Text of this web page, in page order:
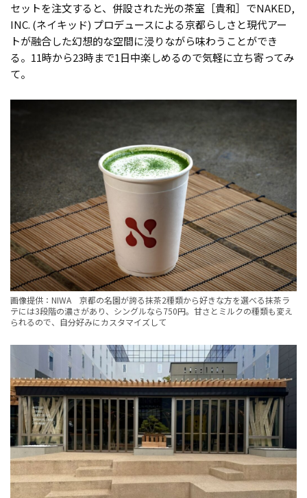
セットを注文すると、併設された光の茶室［貴和］でNAKED,
INC. (ネイキッド) プロデュースによる京都らしさと現代アー
トが融合した幻想的な空間に浸りながら味わうことができ
る。11時から23時まで1日中楽しめるので気軽に立ち寄ってみ
て。
画像提供：NIWA 京都の名園が誇る抹茶2種類から好きな方を選べる抹茶ラ
テには3段階の濃さがあり、シングルなら750円。甘さとミルクの種類も変え
られるので、自分好みにカスタマイズして